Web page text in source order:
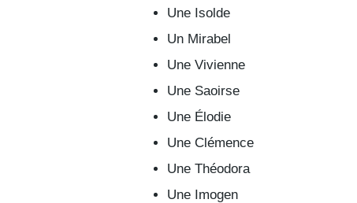
Une Isolde
Un Mirabel
Une Vivienne
Une Saoirse
Une Élodie
Une Clémence
Une Théodora
Une Imogen